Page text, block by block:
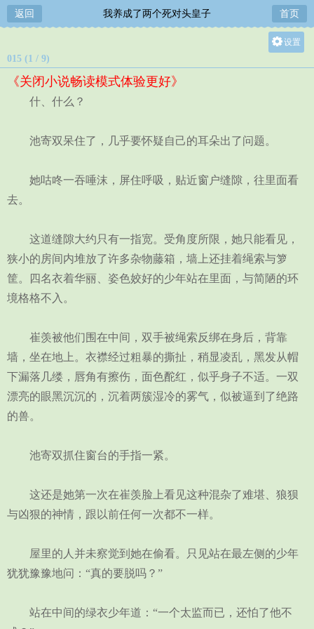
返回 我养成了两个死对头皇子 首页
设置
015 (1 / 9)
《关闭小说畅读模式体验更好》
什、什么？
池寄双呆住了，几乎要怀疑自己的耳朵出了问题。
她咕咚一吞唾沫，屏住呼吸，贴近窗户缝隙，往里面看
去。
这道缝隙大约只有一指宽。受角度所限，她只能看见，
狭小的房间内堆放了许多杂物藤箱，墙上还挂着绳索与箩
筐。四名衣着华丽、姿色姣好的少年站在里面，与简陋的环
境格格不入。
崔羡被他们围在中间，双手被绳索反绑在身后，背靠
墙，坐在地上。衣襟经过粗暴的撕扯，稍显凌乱，黑发从帽
下漏落几缕，唇角有擦伤，面色酡红，似乎身子不适。一双
漂亮的眼黑沉沉的，沉着两簇湿冷的雾气，似被逼到了绝路
的兽。
池寄双抓住窗台的手指一紧。
这还是她第一次在崔羡脸上看见这种混杂了难堪、狼狈
与凶狠的神情，跟以前任何一次都不一样。
屋里的人并未察觉到她在偷看。只见站在最左侧的少年
犹犹豫豫地问：“真的要脱吗？”
站在中间的绿衣少年道：“一个太监而已，还怕了他不